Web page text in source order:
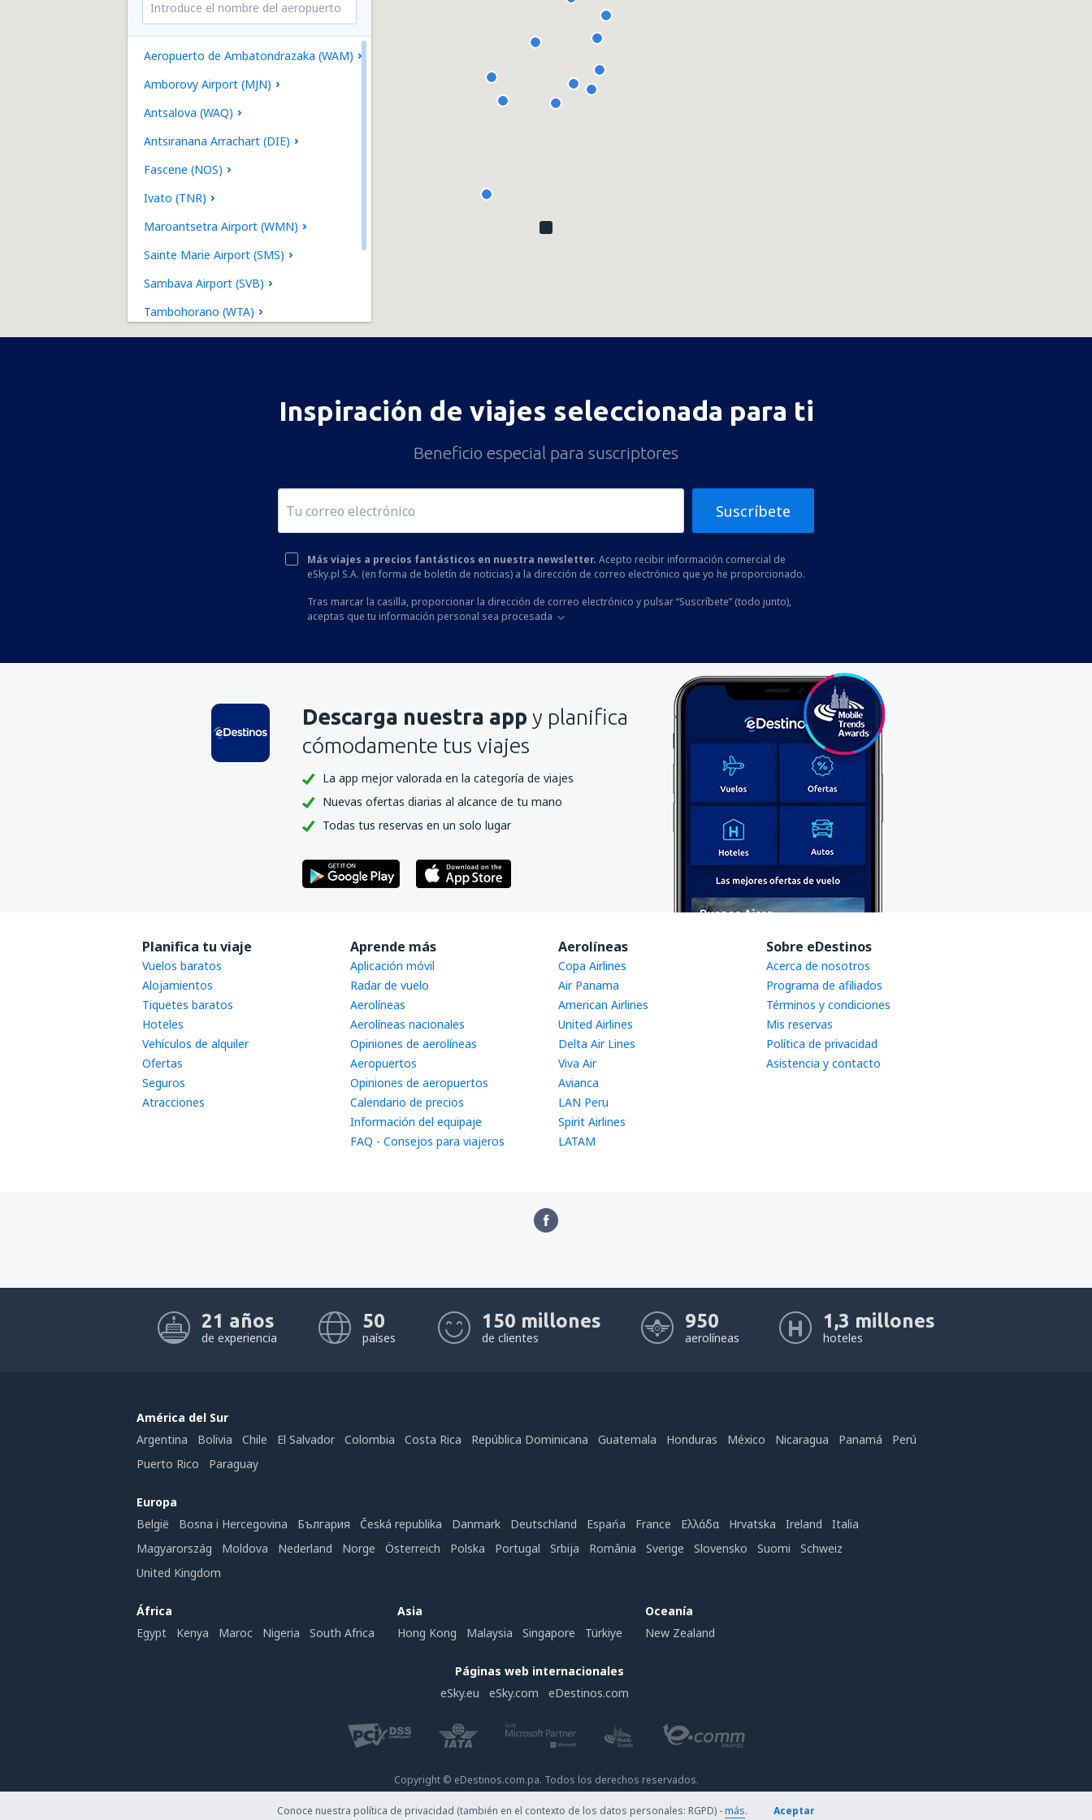
Aeropuerto de Ambatondrazaka (WAM)
Amborovy Airport (MJN)
Antsalova (WAQ)
Antsiranana Arrachart (DIE)
Fascene (NOS)
Ivato (TNR)
Maroantsetra Airport (WMN)
Sainte Marie Airport (SMS)
Sambava Airport (SVB)
Tambohorano (WTA)
Toamasina Airport (TMM)
Inspiración de viajes seleccionada para ti
Beneficio especial para suscriptores
Suscríbete
Más viajes a precios fantásticos en nuestra newsletter. Acepto recibir información comercial de
eSky.pl S.A. (en forma de boletín de noticias) a la dirección de correo electrónico que yo he proporcionado.
Tras marcar la casilla, proporcionar la dirección de correo electrónico y pulsar “Suscríbete” (todo junto),
aceptas que tu información personal sea procesada
Descarga nuestra app y planifica
cómodamente tus viajes
La app mejor valorada en la categoría de viajes
Nuevas ofertas diarias al alcance de tu mano
Todas tus reservas en un solo lugar
Planifica tu viaje
Vuelos baratos
Alojamientos
Tiquetes baratos
Hoteles
Vehículos de alquiler
Ofertas
Seguros
Atracciones
Aprende más
Aplicación móvil
Radar de vuelo
Aerolíneas
Aerolíneas nacionales
Opiniones de aerolíneas
Aeropuertos
Opiniones de aeropuertos
Calendario de precios
Información del equipaje
FAQ - Consejos para viajeros
Aerolíneas
Copa Airlines
Air Panama
American Airlines
United Airlines
Delta Air Lines
Viva Air
Avianca
LAN Peru
Spirit Airlines
LATAM
Sobre eDestinos
Acerca de nosotros
Programa de afiliados
Términos y condiciones
Mis reservas
Política de privacidad
Asistencia y contacto
21 años
de experiencia
50
países
150 millones
de clientes
950
aerolíneas
1,3 millones
hoteles
América del Sur
Argentina
Bolivia Chile El Salvador Colombia Costa Rica República Dominicana Guatemala Honduras México Nicaragua Panamá
Perú
Puerto Rico
Paraguay
Europa
België
Bosna i Hercegovina България Česká republika Danmark Deutschland Espańa France Ελλάδα Hrvatska Ireland
Italia
Magyarország
Moldova Nederland Norge Österreich Polska Portugal Srbija România Sverige Slovensko Suomi
Schweiz
United Kingdom
África
Egypt
Kenya Maroc Nigeria South Africa
Asia
Hong Kong
Malaysia Singapore Türkiye
Oceanía
New Zealand
Páginas web internacionales
eSky.eu
eSky.com eDestinos.com
Copyright © eDestinos.com.pa. Todos los derechos reservados.
Conoce nuestra política de privacidad (también en el contexto de los datos personales: RGPD) -más. Aceptar